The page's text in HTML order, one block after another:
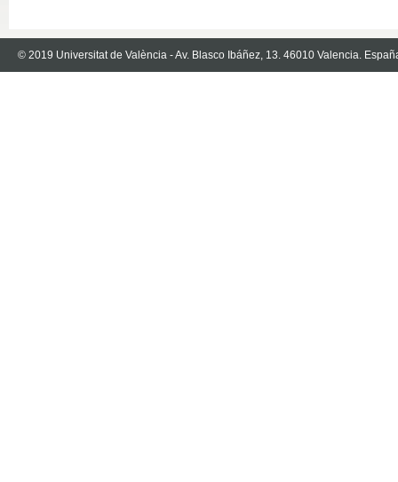
© 2019 Universitat de València - Av. Blasco Ibáñez, 13. 46010 Valencia.